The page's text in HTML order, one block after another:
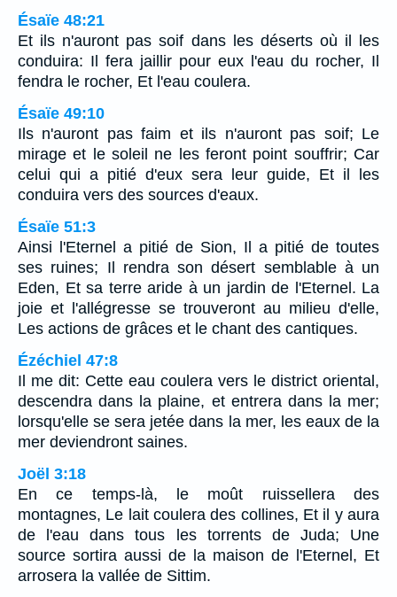
Ésaïe 48:21
Et ils n'auront pas soif dans les déserts où il les
conduira: Il fera jaillir pour eux l'eau du rocher, Il
fendra le rocher, Et l'eau coulera.
Ésaïe 49:10
Ils n'auront pas faim et ils n'auront pas soif; Le
mirage et le soleil ne les feront point souffrir; Car
celui qui a pitié d'eux sera leur guide, Et il les
conduira vers des sources d'eaux.
Ésaïe 51:3
Ainsi l'Eternel a pitié de Sion, Il a pitié de toutes
ses ruines; Il rendra son désert semblable à un
Eden, Et sa terre aride à un jardin de l'Eternel. La
joie et l'allégresse se trouveront au milieu d'elle,
Les actions de grâces et le chant des cantiques.
Ézéchiel 47:8
Il me dit: Cette eau coulera vers le district oriental,
descendra dans la plaine, et entrera dans la mer;
lorsqu'elle se sera jetée dans la mer, les eaux de la
mer deviendront saines.
Joël 3:18
En ce temps-là, le moût ruissellera des
montagnes, Le lait coulera des collines, Et il y aura
de l'eau dans tous les torrents de Juda; Une
source sortira aussi de la maison de l'Eternel, Et
arrosera la vallée de Sittim.